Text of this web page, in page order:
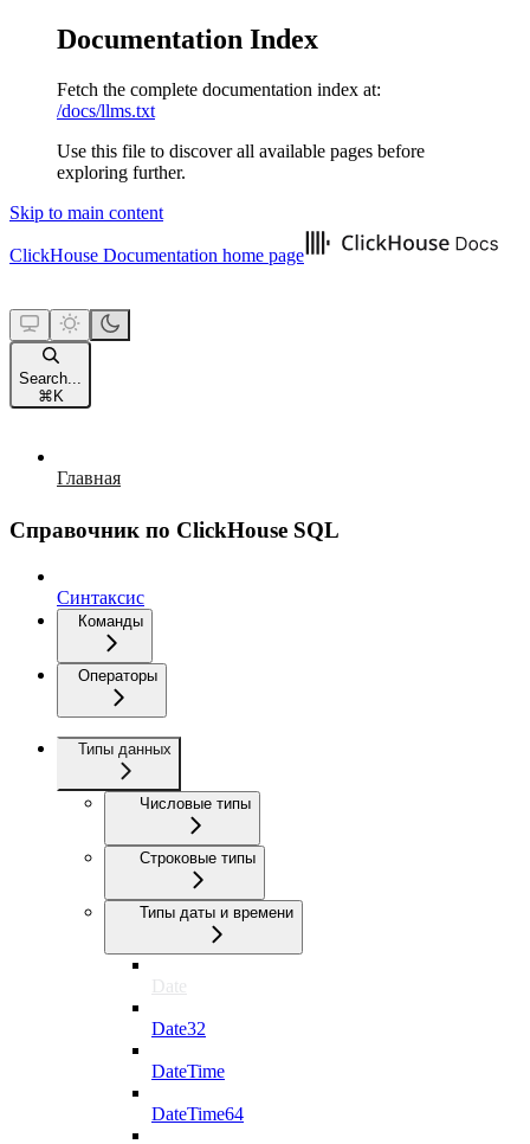
Documentation Index
Fetch the complete documentation index at:
/docs/llms.txt
Use this file to discover all available pages before
exploring further.
Skip to main content
ClickHouse Documentation home page
Search...
⌘ K
Главная
Справочник по ClickHouse SQL
Синтаксис
Команды
Операторы
Типы данных
Числовые типы
Строковые типы
Типы даты и времени
Date
Date32
DateTime
DateTime64